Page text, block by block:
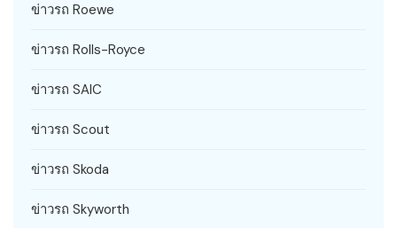
ข่าวรถ Roewe
ข่าวรถ Rolls-Royce
ข่าวรถ SAIC
ข่าวรถ Scout
ข่าวรถ Skoda
ข่าวรถ Skyworth